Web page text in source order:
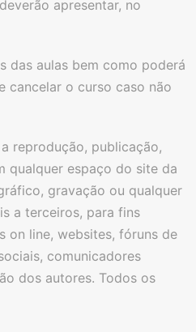
apresentar, no
das aulas bem como poderá
cancelar o curso caso não
reprodução, publicação,
qualquer espaço do site da
gravação ou qualquer
a terceiros, para fins
on line, websites, fóruns de
comunicadores
dos autores. Todos os